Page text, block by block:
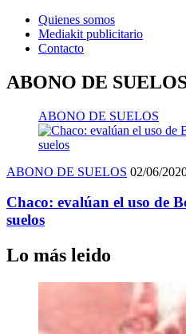
Quienes somos
Mediakit publicitario
Contacto
ABONO DE
ABONO DE SUELOS
ABONO DE SUELOS 02/06/
Chaco: evalúan el uso de
suelos
Lo más leido